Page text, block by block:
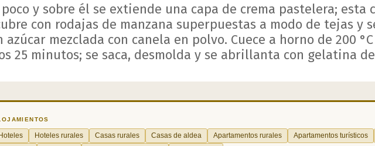
y sobre él se extiende una capa de crema pastelera; esta
con rodajas de manzana superpuestas a modo de tejas y
azúcar mezclada con canela en polvo. Cuece a horno de 200
25 minutos; se saca, desmolda y se abrillanta con gelatina